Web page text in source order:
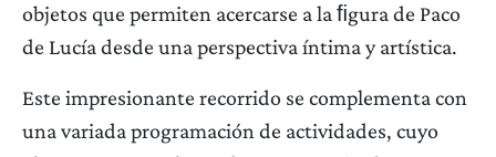
objetos que permiten acercarse a la ﬁgura de Paco
de Lucía desde una perspectiva íntima y artística.
Este impresionante recorrido se complementa con
una variada programación de actividades, cuyo